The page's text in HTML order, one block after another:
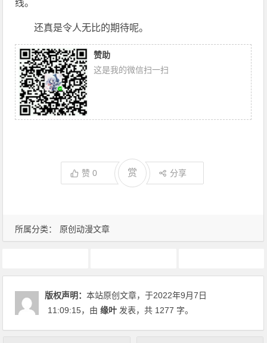
所属分类： 原创动漫文章
线。
还真是令人无比的期待呢。
赞助
这是我的微信扫一扫
赞0 赏 分享
版权声明：本站原创文章，于2022年9月7日
11:09:15，由缘叶 发表，共 1277 字。